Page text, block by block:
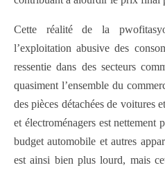
Cette réalité de la
l’exploitation abusive des
ressentie dans des secteurs
quasiment l’ensemble du
des pièces détachées de voitures
et électroménagers est nettement
budget automobile et autres
est ainsi bien plus lourd, mais